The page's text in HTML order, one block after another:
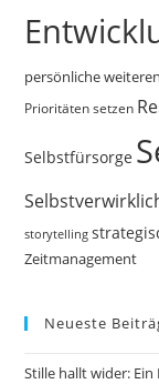
persönliche
Prioritäten setzen
Selbstfürsorge
storytelling
Zeitmanagement
Neueste
Stille hallt wider: